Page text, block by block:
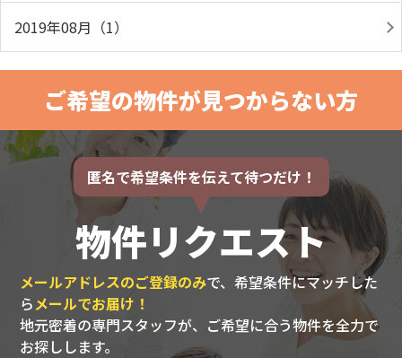
2019年08月（1）
ご希望の物件が見つからない方
匿名で希望条件を伝えて待つだけ！
物件リクエスト
メールアドレスのご登録のみで、希望条件にマッチした
らメールでお届け！
地元密着の専門スタッフが、ご希望に合う物件を全力で
お探しします。